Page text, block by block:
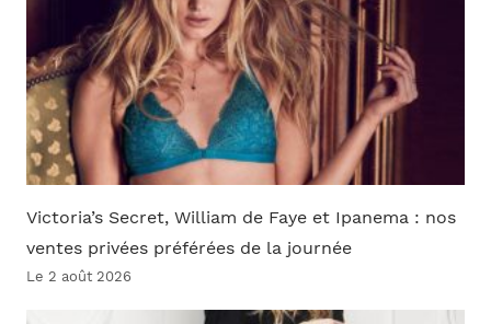
Victoria’s Secret, William de Faye et Ipanema : nos
ventes privées préférées de la journée
Le 2 août 2026